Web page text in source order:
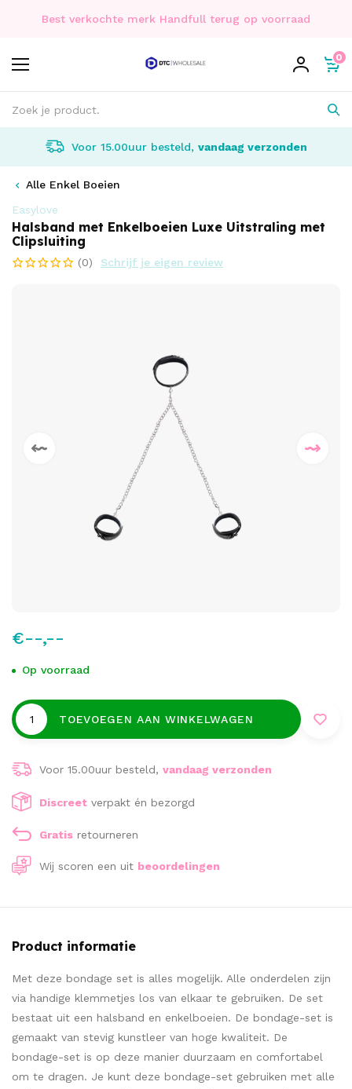
Best verkochte merk Handfull terug op voorraad
0
Voor 15.00uur besteld, vandaag verzonden
Alle Enkel Boeien
Easylove
Halsband met Enkelboeien Luxe Uitstraling met
Clipsluiting
(0) Schrijf je eigen review
€--,--
Op voorraad
TOEVOEGEN AAN WINKELWAGEN
Voor 15.00uur besteld, vandaag verzonden
Discreet verpakt én bezorgd
Gratis retourneren
Wij scoren een uit beoordelingen
Product informatie
Met deze bondage set is alles mogelijk. Alle onderdelen zijn
via handige klemmetjes los van elkaar te gebruiken. De set
bestaat uit een halsband en enkelboeien. De bondage-set is
gemaakt van stevig kunstleer van hoge kwaliteit. De
bondage-set is op deze manier duurzaam en comfortabel
om te dragen. Je kunt deze bondage-set gebruiken met alle